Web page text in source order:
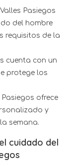
Pasiegos
del hombre
requisitos de la
cuenta con un
protege los
ofrece
y
semana.
cuidado del